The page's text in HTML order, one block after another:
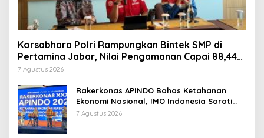
Korsabhara Polri Rampungkan Bintek SMP di
Pertamina Jabar, Nilai Pengamanan Capai 88,44
Persen
7 Agustus 2026
Rakerkonas APINDO Bahas Ketahanan
Ekonomi Nasional, IMO Indonesia Soroti
Pentingnya Kolaborasi Lintas Sektor
7 Agustus 2026